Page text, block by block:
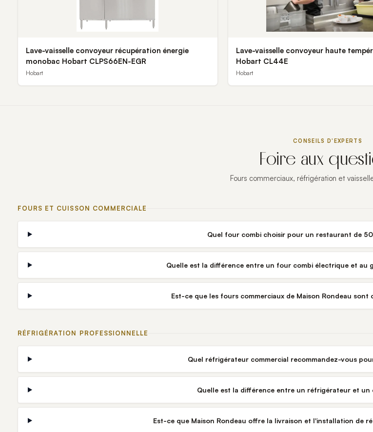
Lave-vaisselle convoyeur récupération énergie
monobac Hobart CLPS66EN-EGR
Hobart
Lave-vaisselle convoyeur haute
Hobart CL44E
Hobart
CONSEILS D'EXPERTS
Foire aux
Fours commerciaux, réfrigération et
FOURS ET CUISSON COMMERCIALE
Quel four combi choisir pour un restaurant de
Quelle est la différence entre un four combi électrique et au
Est-ce que les fours commerciaux de Maison Rondeau sont
RÉFRIGÉRATION PROFESSIONNELLE
Quel réfrigérateur commercial recommandez-vous
Quelle est la différence entre un réfrigérateur et un
Est-ce que Maison Rondeau offre la livraison et l'installation de